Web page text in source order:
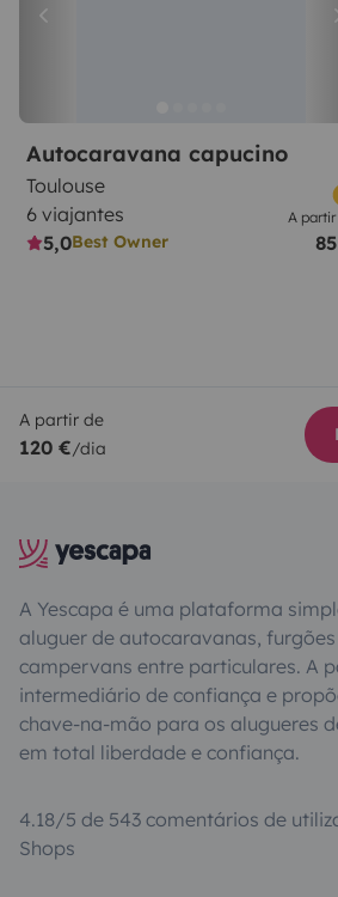
Autocaravana capucino
Toulouse
6 viajantes
5,0Best Owner
A
A partir de
120 €/dia
A Yescapa é uma plataforma
aluguer de autocaravanas,
campervans entre particulares. A
intermediário de confiança e
chave-na-mão para os alugueres
em total liberdade e confiança.
4.18/5 de 543 comentários de
Shops